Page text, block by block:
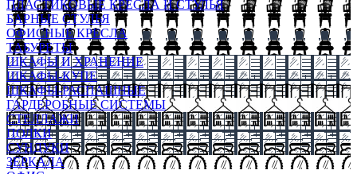
ПЛАСТИКОВЫЕ КРЕСЛА И СТУЛЬЯ
БАРНЫЕ СТУЛЬЯ
ОФИСНЫЕ КРЕСЛА
ТАБУРЕТЫ
ШКАФЫ И ХРАНЕНИЕ
ШКАФЫ-КУПЕ
ШКАФЫ-РАСПАШНЫЕ
ГАРДЕРОБНЫЕ СИСТЕМЫ
СТЕЛЛАЖИ
ПОЛКИ
СУНДУКИ
ЗЕРКАЛА